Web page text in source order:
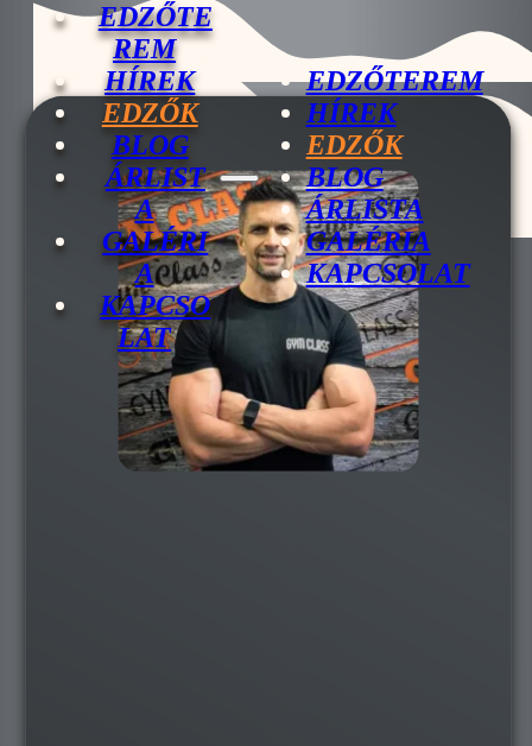
EDZŐTE
REM
HÍREK
EDZŐK
BLOG
ÁRLIST
A
GALÉRI
A
KAPCSO
LAT
EDZŐTEREM
HÍREK
EDZŐK
BLOG
ÁRLISTA
GALÉRIA
KAPCSOLAT